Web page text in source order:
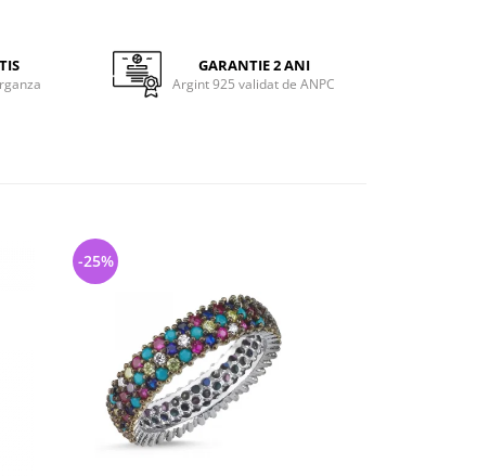
GARANTIE 2 ANI
Argint 925 validat de ANPC
-25%